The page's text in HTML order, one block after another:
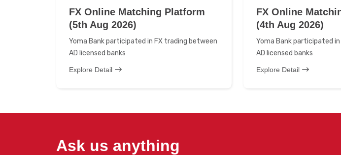
FX Online Matching Platform
(5th Aug 2026)
Yoma Bank participated in FX trading between
AD licensed banks
Explore Detail
FX Online
(4th Aug 2026)
Yoma Bank participated
AD licensed banks
Explore Detail
Ask us anything